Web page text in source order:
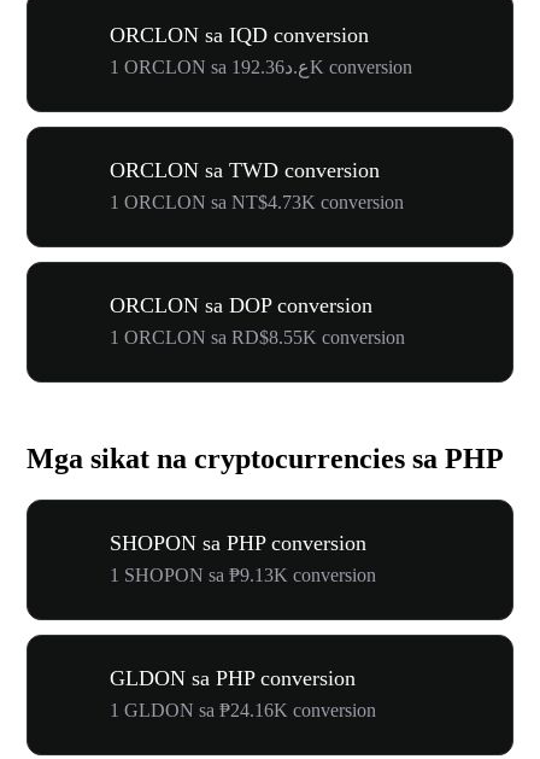
ORCLON sa IQD conversion
1 ORCLON sa ع.د192.36K conversion
ORCLON sa TWD conversion
1 ORCLON sa NT$4.73K conversion
ORCLON sa DOP conversion
1 ORCLON sa RD$8.55K conversion
Mga sikat na cryptocurrencies sa PHP
SHOPON sa PHP conversion
1 SHOPON sa ₱9.13K conversion
GLDON sa PHP conversion
1 GLDON sa ₱24.16K conversion